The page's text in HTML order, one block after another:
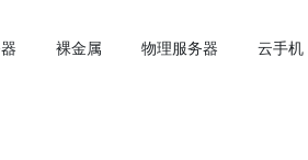
裸金属 物理服务器 云手机